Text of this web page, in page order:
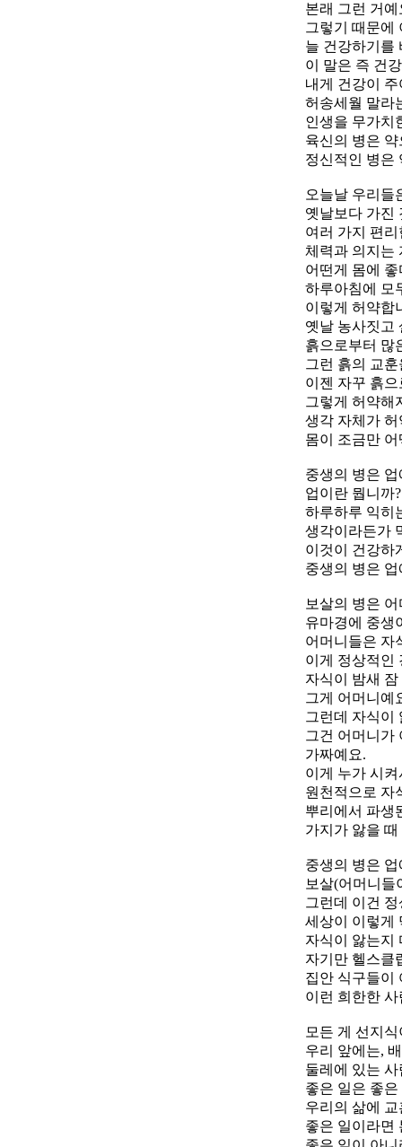
본래 그런 거예
그렇기 때문에
늘 건강하기를
이 말은 즉 건
내게 건강이
허송세월 말라
인생을 무가치
육신의 병은
정신적인 병은
오늘날 우리들
옛날보다 가진
여러 가지 편
체력과 의지는
어떤게 몸에
하루아침에 모
이렇게 허약합
옛날 농사짓고
흙으로부터 많
그런 흙의 교
이젠 자꾸 흙
그렇게 허약해
생각 자체가
몸이 조금만
중생의 병은
업이란 뭡니까?
하루하루 익히
생각이라든가
이것이 건강하
중생의 병은
보살의 병은
유마경에 중생
어머니들은 자
이게 정상적인
자식이 밤새
그게 어머니예
그런데 자식이
그건 어머니가
가짜예요.
이게 누가 시
원천적으로 자
뿌리에서 파생
가지가 앓을
중생의 병은
보살(어머니들
그런데 이건
세상이 이렇게
자식이 앓는지
자기만 헬스클
집안 식구들이
이런 희한한
모든 게 선지
우리 앞에는,
둘레에 있는
좋은 일은 좋
우리의 삶에
좋은 일이라면